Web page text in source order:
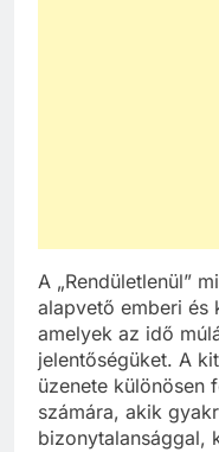
A „Rendületlenül”
alapvető emberi és
amelyek az idő
jelentőségüket. A
üzenete különösen
számára, akik
bizonytalansággal,